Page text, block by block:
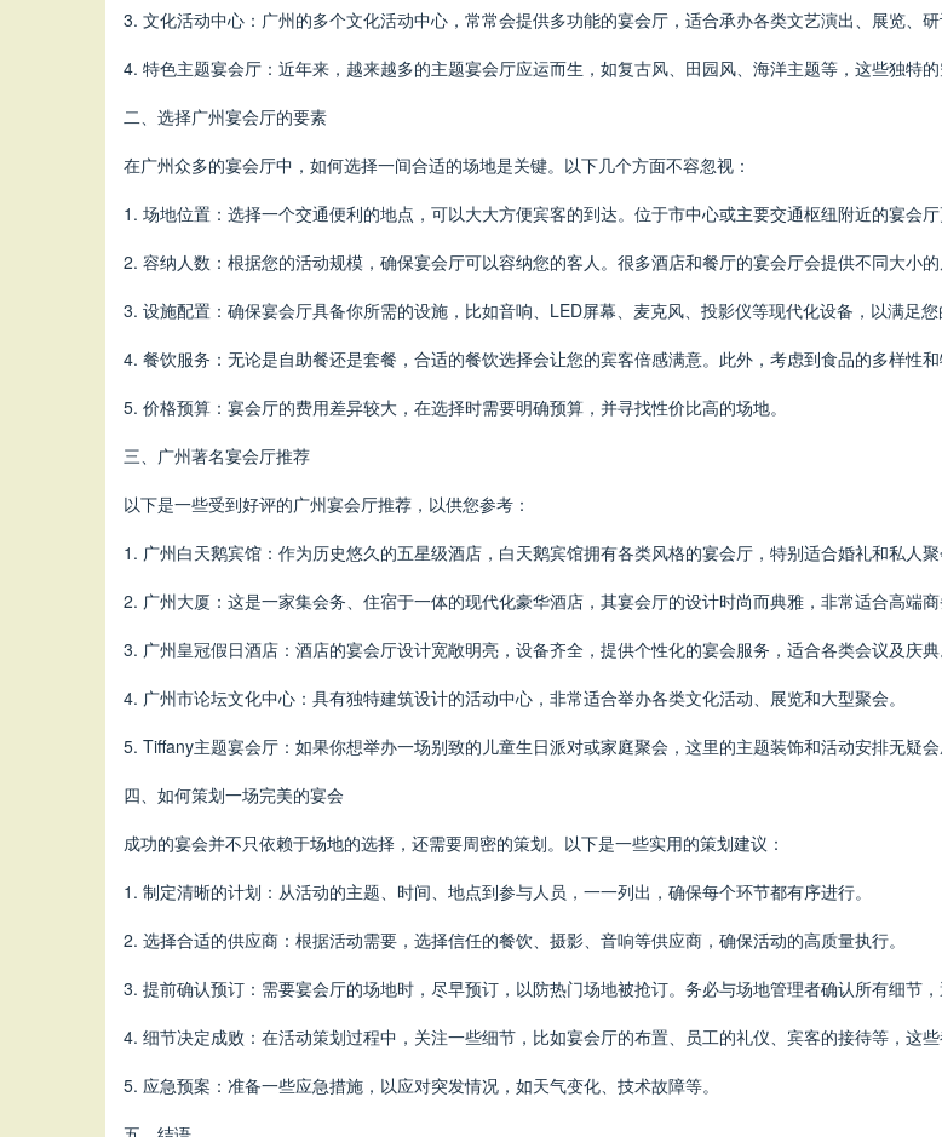
3. 文化活动中心：广州的多个文化活动中心，常常会提供多功能的宴会厅，适合承办各类文艺演出、展览、
4. 特色主题宴会厅：近年来，越来越多的主题宴会厅应运而生，如复古风、田园风、海洋主题等，这些独特
二、选择广州宴会厅的要素
在广州众多的宴会厅中，如何选择一间合适的场地是关键。以下几个方面不容忽视：
1. 场地位置：选择一个交通便利的地点，可以大大方便宾客的到达。位于市中心或主要交通枢纽附近的宴会厅
2. 容纳人数：根据您的活动规模，确保宴会厅可以容纳您的客人。很多酒店和餐厅的宴会厅会提供不同大小的
3. 设施配置：确保宴会厅具备你所需的设施，比如音响、LED屏幕、麦克风、投影仪等现代化设备，以满足您
4. 餐饮服务：无论是自助餐还是套餐，合适的餐饮选择会让您的宾客倍感满意。此外，考虑到食品的多样性
5. 价格预算：宴会厅的费用差异较大，在选择时需要明确预算，并寻找性价比高的场地。
三、广州著名宴会厅推荐
以下是一些受到好评的广州宴会厅推荐，以供您参考：
1. 广州白天鹅宾馆：作为历史悠久的五星级酒店，白天鹅宾馆拥有各类风格的宴会厅，特别适合婚礼和私人
2. 广州大厦：这是一家集会务、住宿于一体的现代化豪华酒店，其宴会厅的设计时尚而典雅，非常适合高端商
3. 广州皇冠假日酒店：酒店的宴会厅设计宽敞明亮，设备齐全，提供个性化的宴会服务，适合各类会议及庆典
4. 广州市论坛文化中心：具有独特建筑设计的活动中心，非常适合举办各类文化活动、展览和大型聚会。
5. Tiffany主题宴会厅：如果你想举办一场别致的儿童生日派对或家庭聚会，这里的主题装饰和活动安排无疑会
四、如何策划一场完美的宴会
成功的宴会并不只依赖于场地的选择，还需要周密的策划。以下是一些实用的策划建议：
1. 制定清晰的计划：从活动的主题、时间、地点到参与人员，一一列出，确保每个环节都有序进行。
2. 选择合适的供应商：根据活动需要，选择信任的餐饮、摄影、音响等供应商，确保活动的高质量执行。
3. 提前确认预订：需要宴会厅的场地时，尽早预订，以防热门场地被抢订。务必与场地管理者确认所有细节，
4. 细节决定成败：在活动策划过程中，关注一些细节，比如宴会厅的布置、员工的礼仪、宾客的接待等，这
5. 应急预案：准备一些应急措施，以应对突发情况，如天气变化、技术故障等。